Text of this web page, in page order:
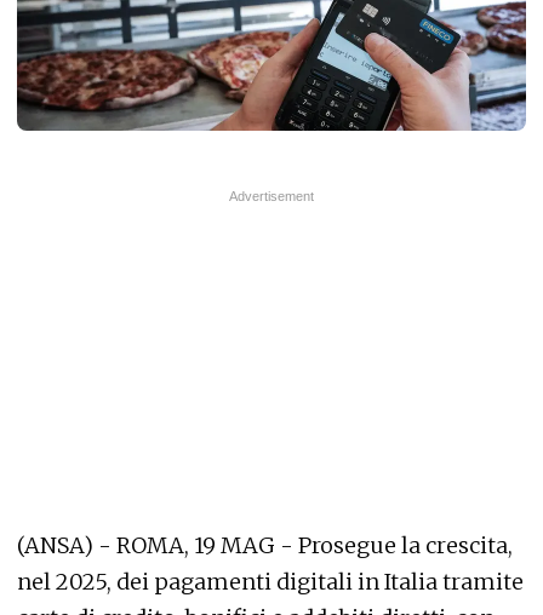
(ANSA) - ROMA, 19 MAG - Prosegue la crescita,
nel 2025, dei pagamenti digitali in Italia tramite